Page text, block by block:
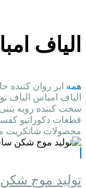
الیاف
همه ابر روان کننده
الیاف امباس الیاف
سخت کننده رویه بتنی
قطعات دکوراتیو
محصولات شاتکریت
تولید موج